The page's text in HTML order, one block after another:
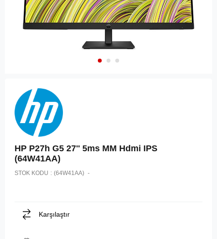
HP P27h G5 27'' 5ms MM Hdmi IPS
(64W41AA)
STOK KODU (64W41AA)
Karşılaştır